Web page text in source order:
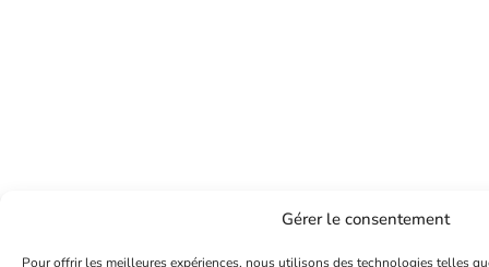
Gérer le consentement
Pour offrir les meilleures expériences, nous utilisons des technologies telles